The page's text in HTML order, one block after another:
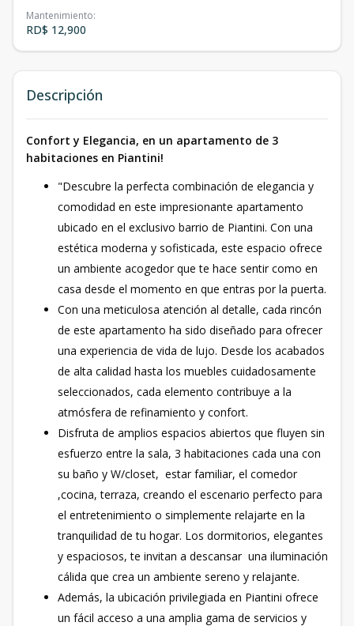
Mantenimiento:
RD$ 12,900
Descripción
Confort y Elegancia, en un apartamento de 3
habitaciones en Piantini!
"Descubre la perfecta combinación de elegancia y
comodidad en este impresionante apartamento
ubicado en el exclusivo barrio de Piantini. Con una
estética moderna y sofisticada, este espacio ofrece
un ambiente acogedor que te hace sentir como en
casa desde el momento en que entras por la puerta.
Con una meticulosa atención al detalle, cada rincón
de este apartamento ha sido diseñado para ofrecer
una experiencia de vida de lujo. Desde los acabados
de alta calidad hasta los muebles cuidadosamente
seleccionados, cada elemento contribuye a la
atmósfera de refinamiento y confort.
Disfruta de amplios espacios abiertos que fluyen sin
esfuerzo entre la sala, 3 habitaciones cada una con
su baño y W/closet, estar familiar, el comedor
,cocina, terraza, creando el escenario perfecto para
el entretenimiento o simplemente relajarte en la
tranquilidad de tu hogar. Los dormitorios, elegantes
y espaciosos, te invitan a descansar una iluminación
cálida que crea un ambiente sereno y relajante.
Además, la ubicación privilegiada en Piantini ofrece
un fácil acceso a una amplia gama de servicios y